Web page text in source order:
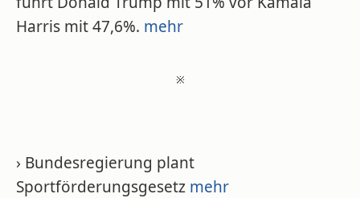
Harris mit 47,6%. mehr
※
› Bundesregierung plant
Sportförderungsgesetz mehr